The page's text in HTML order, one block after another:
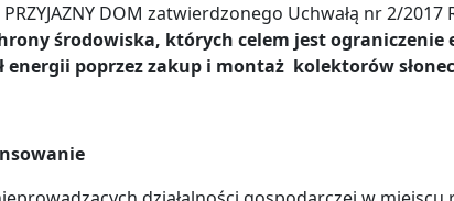
DOM zatwierdzonego Uchwałą nr 2/
środowiska, których celem jest
poprzez zakup i montaż kolektorów